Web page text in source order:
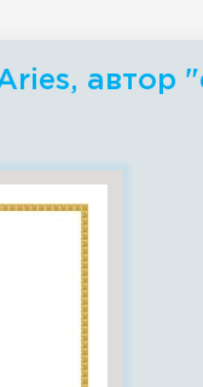
автор